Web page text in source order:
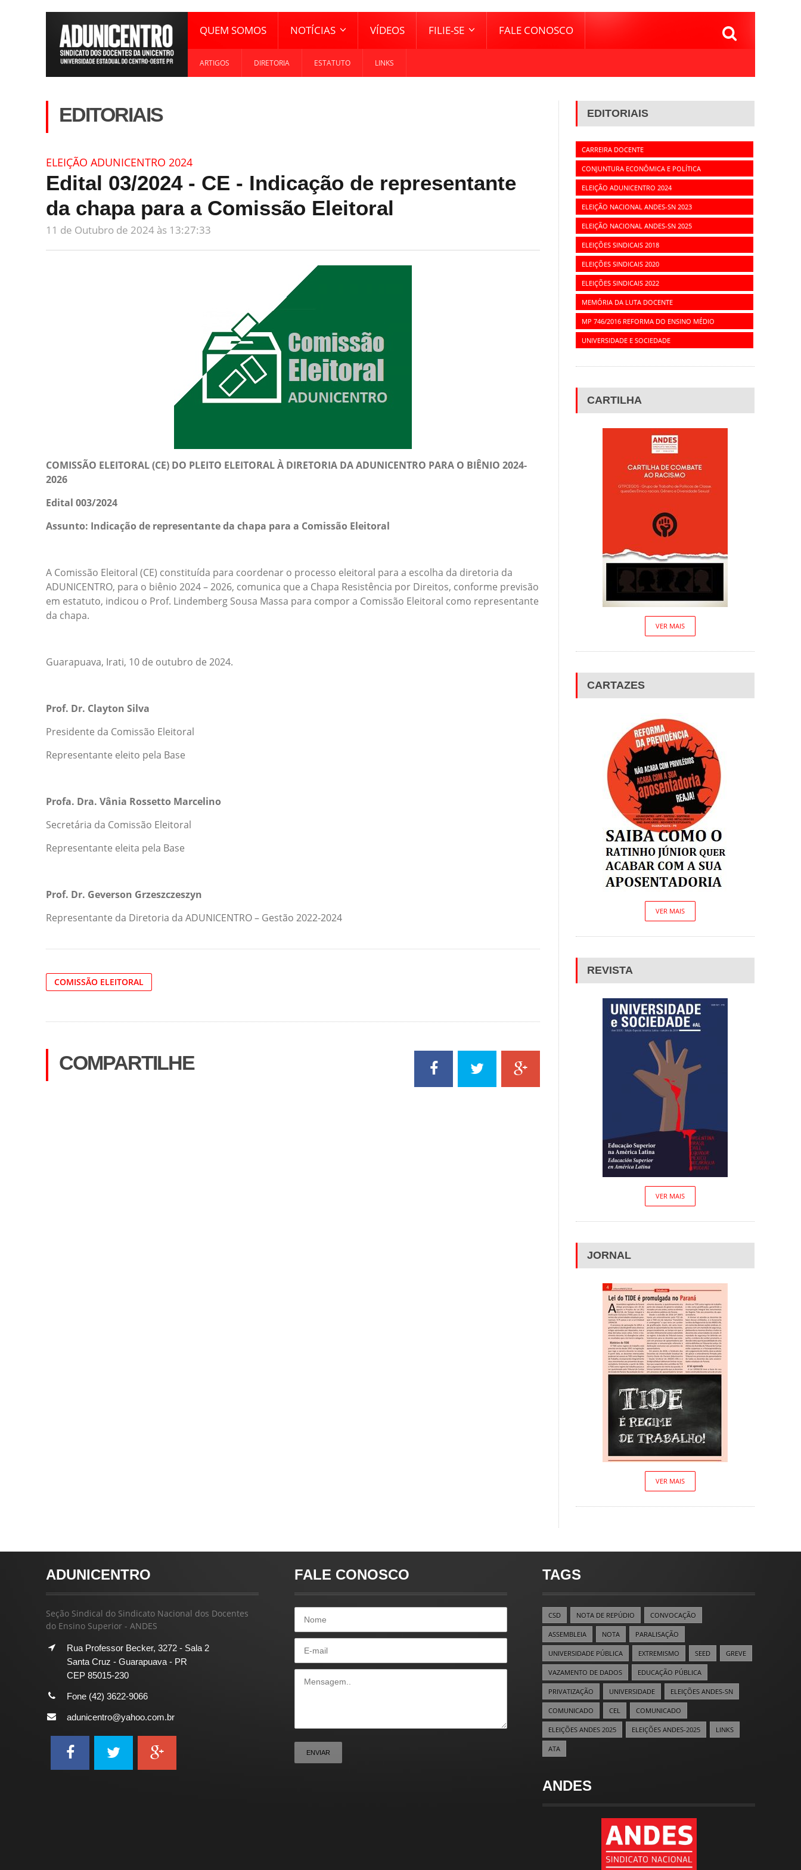
QUEM SOMOS NOTÍCIAS VÍDEOS FILIE-SE FALE CONOSCO
ARTIGOS DIRETORIA ESTATUTO LINKS
EDITORIAIS
ELEIÇÃO ADUNICENTRO 2024
Edital 03/2024 - CE - Indicação de representante
da chapa para a Comissão Eleitoral
11 de Outubro de 2024 às 13:27:33
COMISSÃO ELEITORAL (CE) DO PLEITO ELEITORAL À DIRETORIA DA ADUNICENTRO PARA O BIÊNIO 2024-
2026
Edital 003/2024
Assunto: Indicação de representante da chapa para a Comissão Eleitoral
A Comissão Eleitoral (CE) constituída para coordenar o processo eleitoral para a escolha da diretoria da
ADUNICENTRO, para o biênio 2024 – 2026, comunica que a Chapa Resistência por Direitos, conforme previsão
em estatuto, indicou o Prof. Lindemberg Sousa Massa para compor a Comissão Eleitoral como representante
da chapa.
Guarapuava, Irati, 10 de outubro de 2024.
Prof. Dr. Clayton Silva
Presidente da Comissão Eleitoral
Representante eleito pela Base
Profa. Dra. Vânia Rossetto Marcelino
Secretária da Comissão Eleitoral
Representante eleita pela Base
Prof. Dr. Geverson Grzeszczeszyn
Representante da Diretoria da ADUNICENTRO – Gestão 2022-2024
COMISSÃO ELEITORAL
COMPARTILHE
EDITORIAIS
CARREIRA DOCENTE
CONJUNTURA ECONÔMICA E POLÍTICA
ELEIÇÃO ADUNICENTRO 2024
ELEIÇÃO NACIONAL ANDES-SN 2023
ELEIÇÃO NACIONAL ANDES-SN 2025
ELEIÇÕES SINDICAIS 2018
ELEIÇÕES SINDICAIS 2020
ELEIÇÕES SINDICAIS 2022
MEMÓRIA DA LUTA DOCENTE
MP 746/2016 REFORMA DO ENSINO MÉDIO
UNIVERSIDADE E SOCIEDADE
CARTILHA
VER MAIS
CARTAZES
VER MAIS
REVISTA
VER MAIS
JORNAL
VER MAIS
ADUNICENTRO
Seção Sindical do Sindicato Nacional dos Docentes
do Ensino Superior - ANDES
Rua Professor Becker, 3272 - Sala 2
Santa Cruz - Guarapuava - PR
CEP 85015-230
Fone (42) 3622-9066
adunicentro@yahoo.com.br
FALE CONOSCO TAGS
CSD NOTA DE REPÚDIO CONVOCAÇÃO
ASSEMBLEIA NOTA PARALISAÇÃO
UNIVERSIDADE PÚBLICA EXTREMISMO SEED GREVE
VAZAMENTO DE DADOS EDUCAÇÃO PÚBLICA
PRIVATIZAÇÃO UNIVERSIDADE ELEIÇÕES ANDES-SN
COMUNICADO CEL COMUNICADO
ELEIÇÕES ANDES 2025 ELEIÇÕES ANDES-2025 LINKS
ATA
ANDES